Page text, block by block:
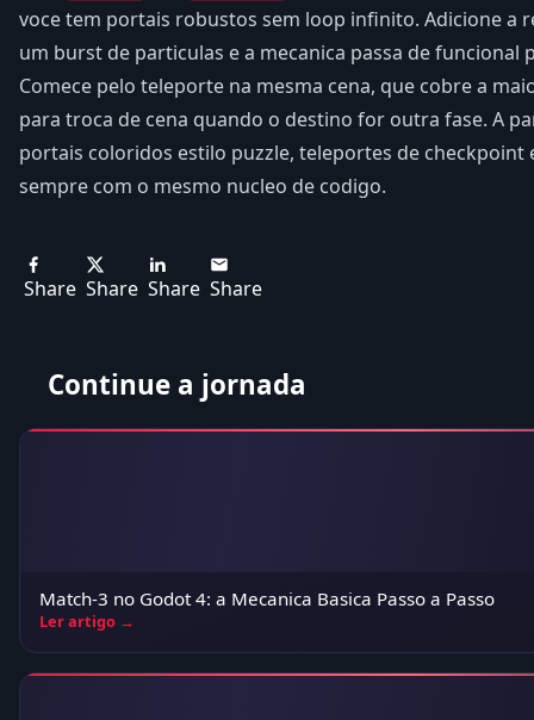
voce tem portais robustos sem loop infinito. Adicione a
um burst de particulas e a mecanica passa de funcional
Comece pelo teleporte na mesma cena, que cobre a
para troca de cena quando o destino for outra fase. A
portais coloridos estilo puzzle, teleportes de checkpoint
sempre com o mesmo nucleo de codigo.
Share Share Share Share
Continue a jornada
Match-3 no Godot 4: a Mecanica Basica Passo a Passo
Ler artigo →